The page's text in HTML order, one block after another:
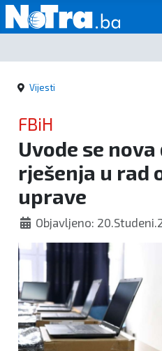
Početna
Vijesti
Sport
Kultura
Crna
kronika
Zanimljivosti
Vijesti
FBiH
Uvode se
rješenja u rad
uprave
Objavljeno: